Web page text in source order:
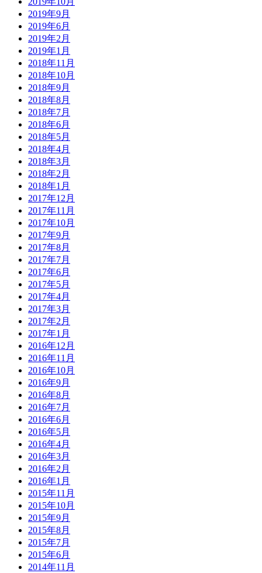
2019年9月
2019年6月
2019年2月
2019年1月
2018年11月
2018年10月
2018年9月
2018年8月
2018年7月
2018年6月
2018年5月
2018年4月
2018年3月
2018年2月
2018年1月
2017年12月
2017年11月
2017年10月
2017年9月
2017年8月
2017年7月
2017年6月
2017年5月
2017年4月
2017年3月
2017年2月
2017年1月
2016年12月
2016年11月
2016年10月
2016年9月
2016年8月
2016年7月
2016年6月
2016年5月
2016年4月
2016年3月
2016年2月
2016年1月
2015年11月
2015年10月
2015年9月
2015年8月
2015年7月
2015年6月
2014年11月